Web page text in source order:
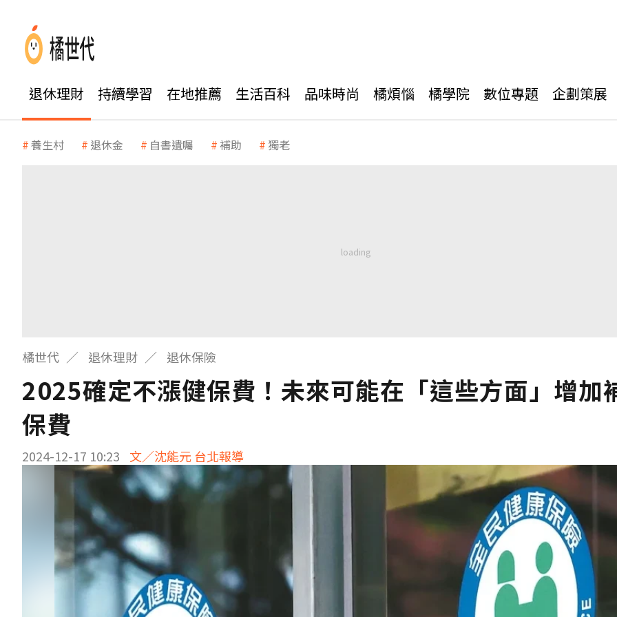
退休理財 持續學習 在地推薦 生活百科 品味時尚 橘煩惱 橘學院 數位專題 企劃策展
養生村 退休金 自書遺囑 補助 獨老
橘世代 退休理財 退休保險
2025確定不漲健保費！未來可能在「這些方面」增加
保費
2024-12-17 10:23 文／沈能元 台北報導